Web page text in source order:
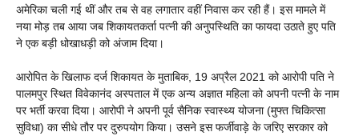
अमेरिका चली गई थीं और तब से वह लगातार वहीं निवास कर रही हैं। इस मामले में
नया मोड़ तब आया जब शिकायतकर्ता पत्नी की अनुपस्थिति का फायदा उठाते हुए पति
ने एक बड़ी धोखाधड़ी को अंजाम दिया।
आरोपित के खिलाफ दर्ज शिकायत के मुताबिक, 19 अप्रैल 2021 को आरोपी पति ने
पालमपुर स्थित विवेकानंद अस्पताल में एक अन्य अज्ञात महिला को अपनी पत्नी के नाम
पर भर्ती करवा दिया। आरोपी ने अपनी पूर्व सैनिक स्वास्थ्य योजना (मुफ्त चिकित्सा
सुविधा) का सीधे तौर पर दुरुपयोग किया। उसने इस फर्जीवाड़े के जरिए सरकार को